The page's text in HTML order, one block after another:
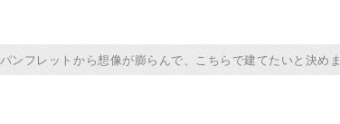
パンフレットから想像が膨らんで、こちらで建てたいと決めま